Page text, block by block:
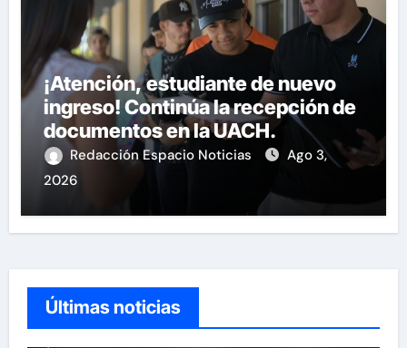
¡Atención, estudiante de nuevo
ingreso! Continúa la recepción de
documentos en la UACH.
Redacción Espacio Noticias
Ago 3,
2026
Últimas noticias